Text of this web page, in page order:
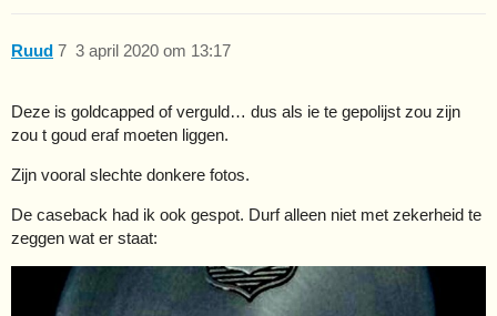
Ruud 3 april 2020 om 13:17
7
Deze is goldcapped of verguld… dus als ie te gepolijst zou zijn
zou t goud eraf moeten liggen.
Zijn vooral slechte donkere fotos.
De caseback had ik ook gespot. Durf alleen niet met zekerheid te
zeggen wat er staat: